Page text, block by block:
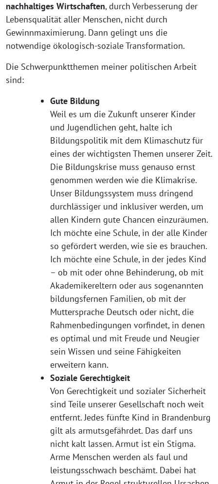
nachhaltiges Wirtschaften, durch Verbesserung der
Lebensqualität aller Menschen, nicht durch
Gewinnmaximierung. Dann gelingt uns die
notwendige ökologisch-soziale Transformation.
Die Schwerpunktthemen meiner politischen Arbeit
sind:
Gute Bildung
Weil es um die Zukunft unserer Kinder
und Jugendlichen geht, halte ich
Bildungspolitik mit dem Klimaschutz für
eines der wichtigsten Themen unserer Zeit.
Die Bildungskrise muss genauso ernst
genommen werden wie die Klimakrise.
Unser Bildungssystem muss dringend
durchlässiger und inklusiver werden, um
allen Kindern gute Chancen einzuräumen.
Ich möchte eine Schule, in der alle Kinder
so gefördert werden, wie sie es brauchen.
Ich möchte eine Schule, in der jedes Kind
– ob mit oder ohne Behinderung, ob mit
Akademikereltern oder aus sogenannten
bildungsfernen Familien, ob mit der
Muttersprache Deutsch oder nicht, die
Rahmenbedingungen vorfindet, in denen
es optimal und mit Freude und Neugier
sein Wissen und seine Fähigkeiten
erweitern kann.
Soziale Gerechtigkeit
Von Gerechtigkeit und sozialer Sicherheit
sind Teile unserer Gesellschaft noch weit
entfernt. Jedes fünfte Kind in Brandenburg
gilt als armutsgefährdet. Das darf uns
nicht kalt lassen. Armut ist ein Stigma.
Arme Menschen werden als faul und
leistungsschwach beschämt. Dabei hat